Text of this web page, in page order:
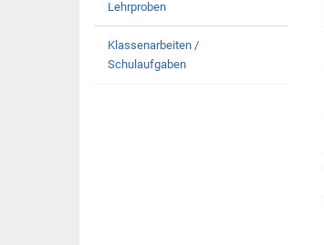
Lehrproben
Klassenarbeiten /
Schulaufgaben